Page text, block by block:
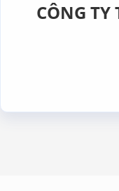
CÔNG TY